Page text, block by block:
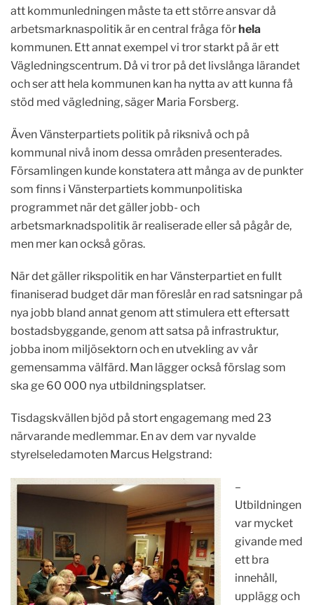
att kommunledningen måste ta ett större ansvar då
arbetsmarknaspolitik är en central fråga för hela
kommunen. Ett annat exempel vi tror starkt på är ett
Vägledningscentrum. Då vi tror på det livslånga lärandet
och ser att hela kommunen kan ha nytta av att kunna få
stöd med vägledning, säger Maria Forsberg.
Även Vänsterpartiets politik på riksnivå och på
kommunal nivå inom dessa områden presenterades.
Församlingen kunde konstatera att många av de punkter
som finns i Vänsterpartiets kommunpolitiska
programmet när det gäller jobb- och
arbetsmarknadspolitik är realiserade eller så pågår de,
men mer kan också göras.
När det gäller rikspolitik en har Vänsterpartiet en fullt
finaniserad budget där man föreslår en rad satsningar på
nya jobb bland annat genom att stimulera ett eftersatt
bostadsbyggande, genom att satsa på infrastruktur,
jobba inom miljösektorn och en utvekling av vår
gemensamma välfärd. Man lägger också förslag som
ska ge 60 000 nya utbildningsplatser.
Tisdagskvällen bjöd på stort engagemang med 23
närvarande medlemmar. En av dem var nyvalde
styrelseledamoten Marcus Helgstrand:
–
Utbildningen
var mycket
givande med
ett bra
innehåll,
upplägg och